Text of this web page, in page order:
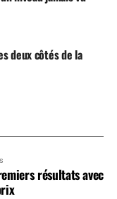
deux côtés de la
résultats avec